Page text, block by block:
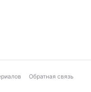
Обратная связь